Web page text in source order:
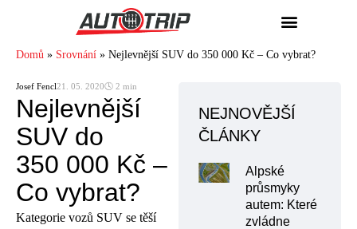
Domů » Srovnání » Nejlevnější SUV do 350 000 Kč – Co vybrat?
Josef Fencl21. 05. 2020🕓 2 min
Nejlevnější
SUV do
350 000 Kč –
Co vybrat?
Kategorie vozů SUV se těší
NEJNOVĚJŠÍ
ČLÁNKY
Alpské
průsmyky
autem: Které
zvládne